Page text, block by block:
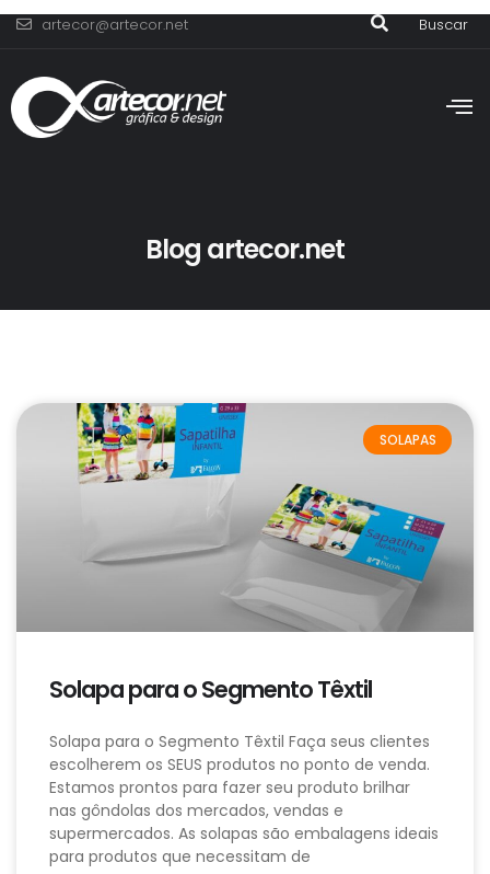
artecor@artecor.net Buscar
Blog artecor.net
SOLAPAS
Solapa para o Segmento Têxtil
Solapa para o Segmento Têxtil Faça seus clientes
escolherem os SEUS produtos no ponto de venda.
Estamos prontos para fazer seu produto brilhar
nas gôndolas dos mercados, vendas e
supermercados. As solapas são embalagens ideais
para produtos que necessitam de